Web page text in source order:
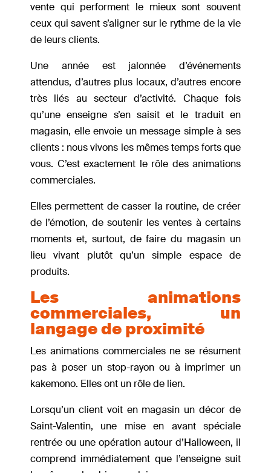
vente qui performent le mieux sont souvent
ceux qui savent s’aligner sur le rythme de la vie
de leurs clients.
Une année est jalonnée d’événements
attendus, d’autres plus locaux, d’autres encore
très liés au secteur d’activité. Chaque fois
qu’une enseigne s’en saisit et le traduit en
magasin, elle envoie un message simple à ses
clients : nous vivons les mêmes temps forts que
vous. C’est exactement le rôle des animations
commerciales.
Elles permettent de casser la routine, de créer
de l’émotion, de soutenir les ventes à certains
moments et, surtout, de faire du magasin un
lieu vivant plutôt qu’un simple espace de
produits.
Les animations
commerciales, un
langage de proximité
Les animations commerciales ne se résument
pas à poser un stop-rayon ou à imprimer un
kakemono. Elles ont un rôle de lien.
Lorsqu’un client voit en magasin un décor de
Saint-Valentin, une mise en avant spéciale
rentrée ou une opération autour d’Halloween, il
comprend immédiatement que l’enseigne suit